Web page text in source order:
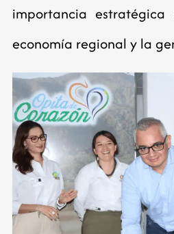
importancia
economía regional y la